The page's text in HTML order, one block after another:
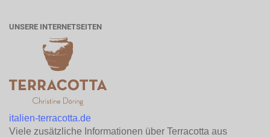
UNSERE INTERNETSEITEN
italien-terracotta.de
Viele zusätzliche Informationen über Terracotta aus